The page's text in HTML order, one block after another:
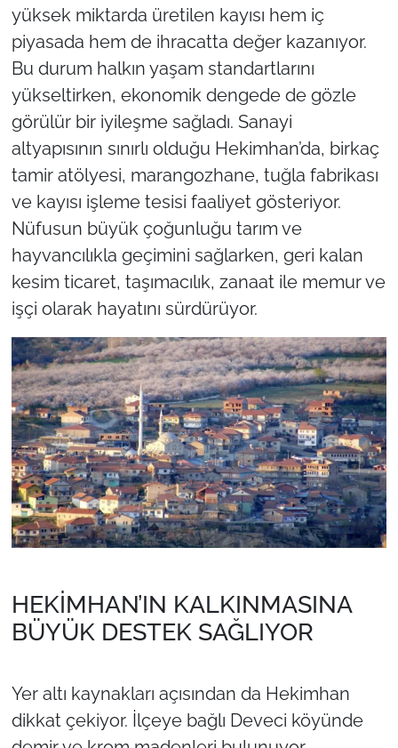
yüksek miktarda üretilen kayısı hem iç
piyasada hem de ihracatta değer kazanıyor.
Bu durum halkın yaşam standartlarını
yükseltirken, ekonomik dengede de gözle
görülür bir iyileşme sağladı. Sanayi
altyapısının sınırlı olduğu Hekimhan’da, birkaç
tamir atölyesi, marangozhane, tuğla fabrikası
ve kayısı işleme tesisi faaliyet gösteriyor.
Nüfusun büyük çoğunluğu tarım ve
hayvancılıkla geçimini sağlarken, geri kalan
kesim ticaret, taşımacılık, zanaat ile memur ve
işçi olarak hayatını sürdürüyor.
HEKİMHAN’IN KALKINMASINA
BÜYÜK DESTEK SAĞLIYOR
Yer altı kaynakları açısından da Hekimhan
dikkat çekiyor. İlçeye bağlı Deveci köyünde